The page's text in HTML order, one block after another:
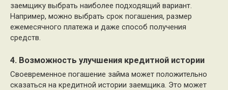
заемщику выбрать наиболее подходящий вариант.
Например, можно выбрать срок погашения, размер
ежемесячного платежа и даже способ получения
средств.
4. Возможность улучшения кредитной истории
Своевременное погашение займа может положительно
сказаться на кредитной истории заемщика. Это может